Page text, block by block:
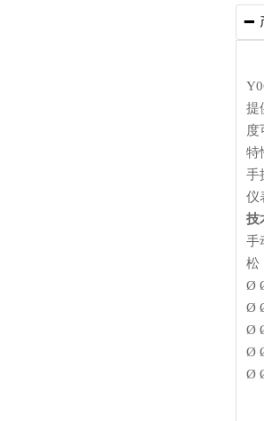

提
度
特
手
仪
技
手
松
Ø
Ø
Ø
Ø
Ø